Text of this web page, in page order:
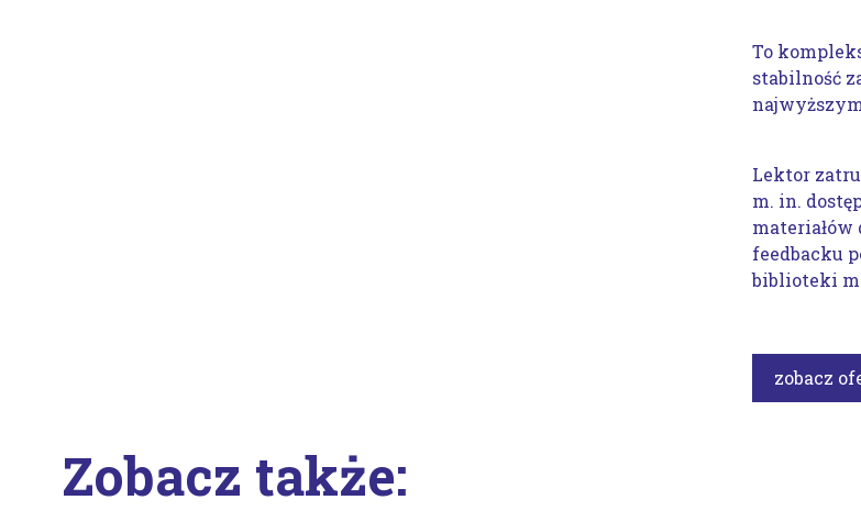
To
stabilność
Lektor
m. in.
feedbacku
biblioteki
zobacz
Zobacz także: